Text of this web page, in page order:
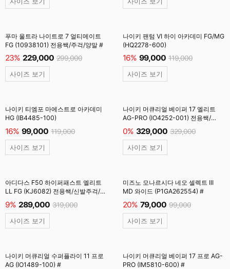
푸마 울트라 나이트로 7 얼티메이트
FG (10938101) 전용쌕/주걱/양말 #
23% 229,000 299,000
사이즈 보기
나이키 팬텀 VI 하이 아카데미 FG/MG
(HQ2278-600)
16% 99,000 119,000
사이즈 보기
나이키 티엠포 마에스트로 아카데미
HG (IB4485-100)
16% 99,000 119,000
사이즈 보기
나이키 머큐리얼 베이퍼 17 엘리트
AG-PRO (IO4252-001) 전용쌕/
주걱/양말 #
0% 329,000 329,000
사이즈 보기
아디다스 F50 하이퍼패스트 엘리트
LL FG (KJ6082) 전용쌕/신발주걱/
양말 #
9% 289,000 319,000
사이즈 보기
미즈노 모나르시다 네오 셀렉트 III
MD 와이드 (P1GA262554) #
20% 79,000 99,000
사이즈 보기
나이키 머큐리얼 수퍼플라이 11 프로
AG (IO1489-100) #
나이키 머큐리얼 베이퍼 17 프로 AG-
PRO (IM5810-600) #